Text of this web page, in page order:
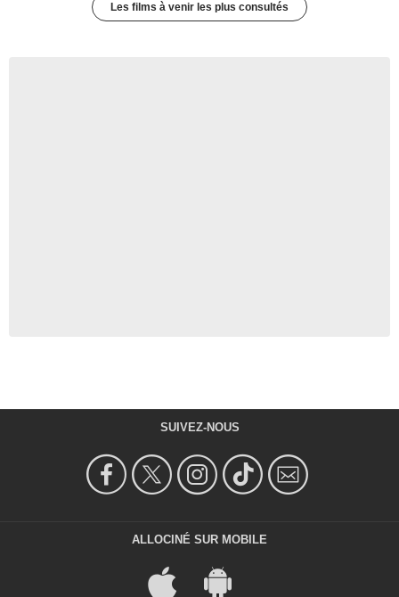
Les films à venir les plus consultés
SUIVEZ-NOUS
ALLOCINÉ SUR MOBILE